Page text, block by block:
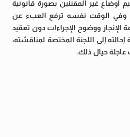
أوضاع غير المقننين بصورة قانونية
وفي الوقت نفسه ترفع العبء عن
ووضوح الإجراءات دون تعقيد
إلى اللجنة المختصة لمناقشته،
عاجلة حيال ذلك.